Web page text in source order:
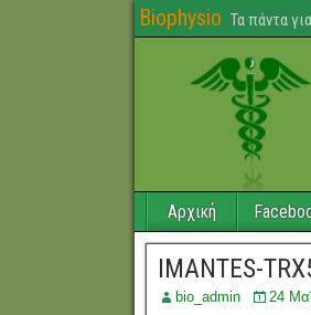
Biophysio Τα πάντα
Αρχική
IMANTES-
bio_admin 24